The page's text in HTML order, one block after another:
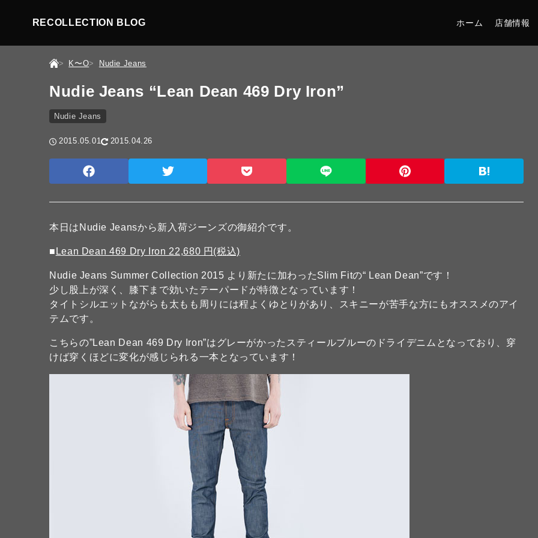
RECOLLECTION BLOG ホーム 店舗情報
K〜O Nudie Jeans
Nudie Jeans “Lean Dean 469 Dry Iron”
Nudie Jeans
2015.05.01 2015.04.26
本日はNudie Jeansから新入荷ジーンズの御紹介です。
■ Lean Dean 469 Dry Iron 22,680 円(税込)
Nudie Jeans Summer Collection 2015 より新たに加わったSlim Fitの“ Lean Dean”です！
少し股上が深く、膝下まで効いたテーパードが特徴となっています！
タイトシルエットながらも太もも周りには程よくゆとりがあり、スキニーが苦手な方にもオススメのアイ
テムです。
こちらの”Lean Dean 469 Dry Iron”はグレーがかったスティールブルーのドライデニムとなっており、穿
けば穿くほどに変化が感じられる一本となっています！